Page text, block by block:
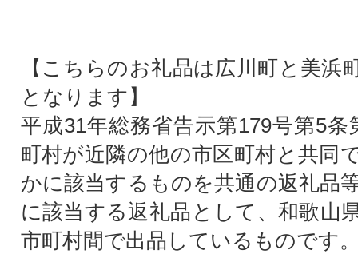
【こちらのお礼品は広川町と美浜
となります】
平成31年総務省告示第179号第5条
町村が近隣の他の市区町村と共同
かに該当するものを共通の返礼品
に該当する返礼品として、和歌山
市町村間で出品しているものです